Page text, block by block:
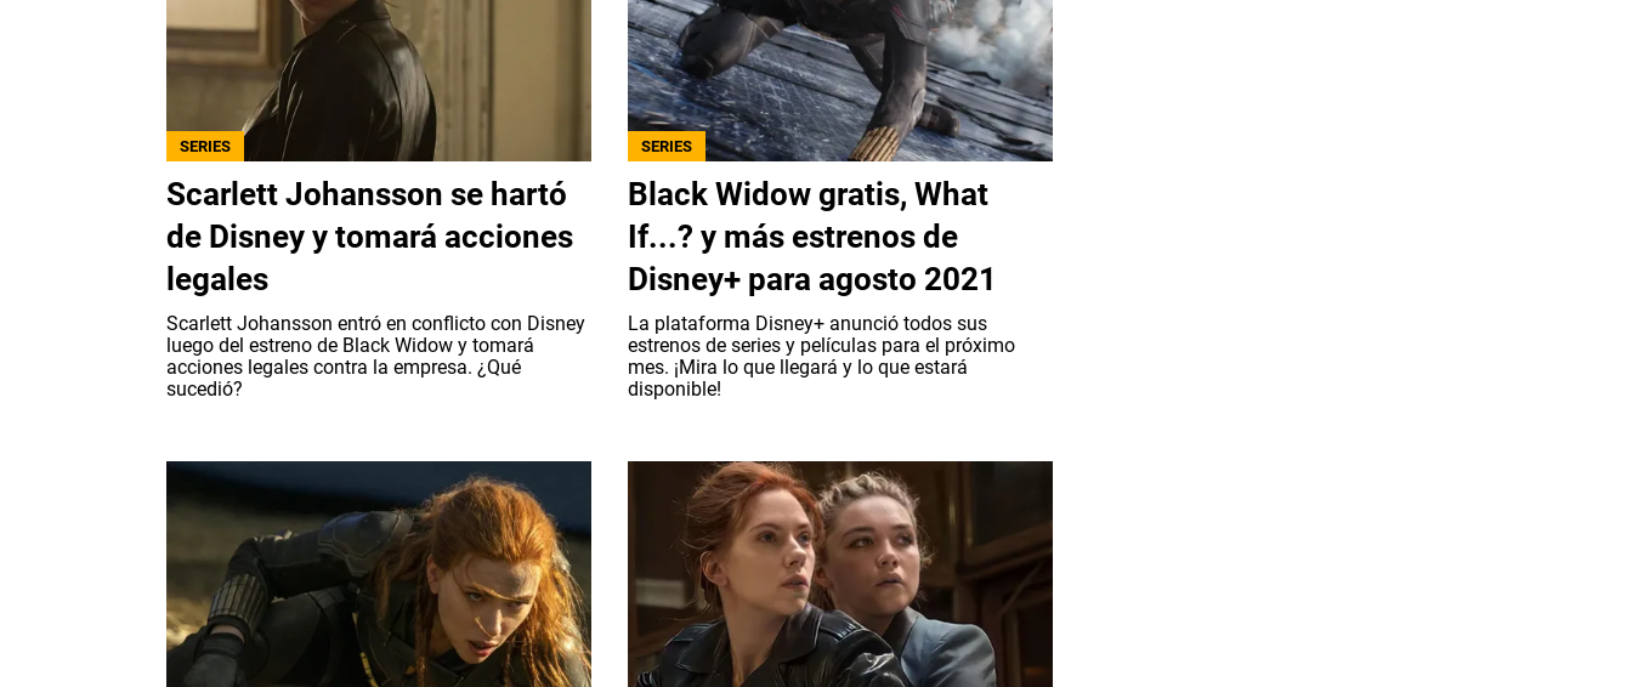
SERIES
Scarlett Johansson se hartó
de Disney y tomará acciones
legales
Scarlett Johansson entró en conflicto con Disney
luego del estreno de Black Widow y tomará
acciones legales contra la empresa. ¿Qué
sucedió?
SERIES
Black Widow gratis, What
If...? y más estrenos de
Disney+ para agosto 2021
La plataforma Disney+ anunció todos sus
estrenos de series y películas para el próximo
mes. ¡Mira lo que llegará y lo que estará
disponible!